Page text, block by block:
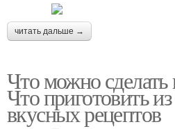
читать дальше →
Что можно сделать
Что приготовить
вкусных рецептов